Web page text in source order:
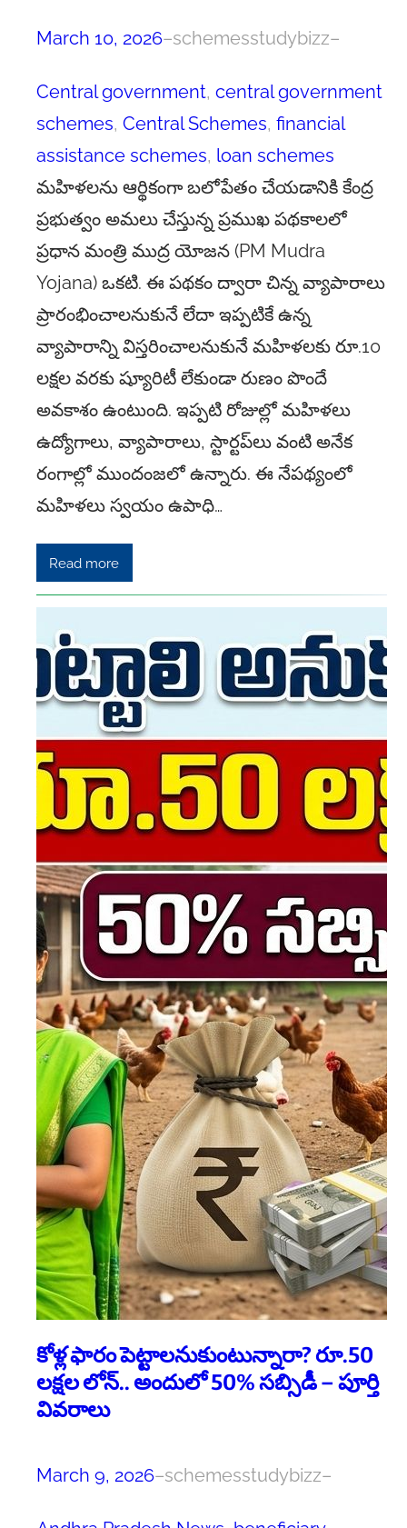
March 10, 2026–schemesstudybizz–
Central government, central government
schemes, Central Schemes, financial
assistance schemes, loan schemes
మహిళలను ఆర్థికంగా బలోపేతం చేయడానికి కేంద్ర
ప్రభుత్వం అమలు చేస్తున్న ప్రముఖ పథకాలలో
ప్రధాన మంత్రి ముద్ర యోజన (PM Mudra
Yojana) ఒకటి. ఈ పథకం ద్వారా చిన్న వ్యాపారాలు
ప్రారంభించాలనుకునే లేదా ఇప్పటికే ఉన్న
వ్యాపారాన్ని విస్తరించాలనుకునే మహిళలకు రూ.10
లక్షల వరకు ష్యూరిటీ లేకుండా రుణం పొందే
అవకాశం ఉంటుంది. ఇప్పటి రోజుల్లో మహిళలు
ఉద్యోగాలు, వ్యాపారాలు, స్టార్టప్‌లు వంటి అనేక
రంగాల్లో ముందంజలో ఉన్నారు. ఈ నేపథ్యంలో
మహిళలు స్వయం ఉపాధి…
Read more
కోళ్ల ఫారం పెట్టాలనుకుంటున్నారా? రూ.50
లక్షల లోన్.. అందులో 50% సబ్సిడీ – పూర్తి
వివరాలు
March 9, 2026–schemesstudybizz–